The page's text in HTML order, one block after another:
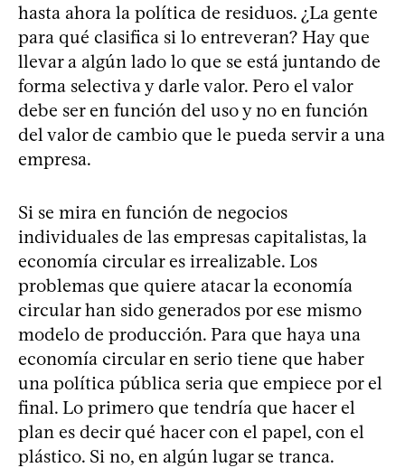
hasta ahora la política de residuos. ¿La gente
para qué clasifica si lo entreveran? Hay que
llevar a algún lado lo que se está juntando de
forma selectiva y darle valor. Pero el valor
debe ser en función del uso y no en función
del valor de cambio que le pueda servir a una
empresa.
Si se mira en función de negocios
individuales de las empresas capitalistas, la
economía circular es irrealizable. Los
problemas que quiere atacar la economía
circular han sido generados por ese mismo
modelo de producción. Para que haya una
economía circular en serio tiene que haber
una política pública seria que empiece por el
final. Lo primero que tendría que hacer el
plan es decir qué hacer con el papel, con el
plástico. Si no, en algún lugar se tranca.